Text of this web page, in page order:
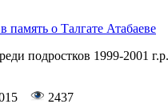
память о Талгате Атабаеве
подростков 1999-2001
2437